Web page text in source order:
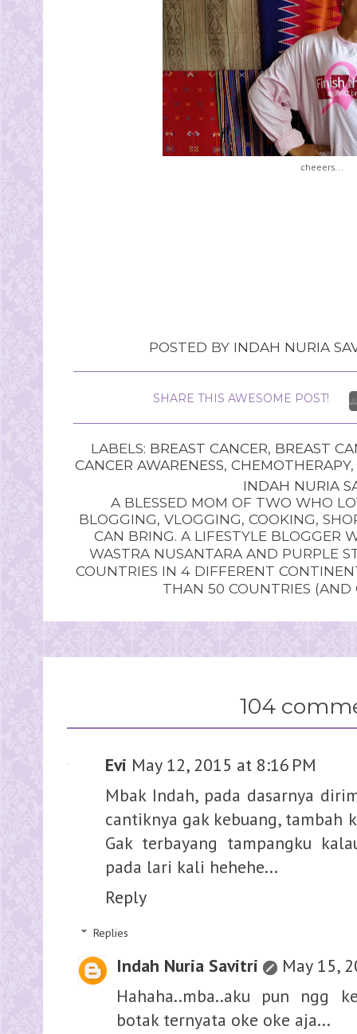
cheeers...
POSTED BY INDAH NURIA
SHARE THIS AWESOME POST!
LABELS: BREAST CANCER, BREAST
CANCER AWARENESS, CHEMOTHERAPY,
INDAH NURIA
A BLESSED MOM OF TWO WHO
BLOGGING, VLOGGING, COOKING,
CAN BRING. A LIFESTYLE BLOGGER
WASTRA NUSANTARA AND PURPLE
COUNTRIES IN 4 DIFFERENT
THAN 50 COUNTRIES
104
Evi May 12, 2015 at 8:16 PM
Mbak Indah, pada dasarnya
cantiknya gak kebuang, tambah
Gak terbayang tampangku
pada lari kali hehehe...
Reply
Replies
Indah Nuria Savitri
May 15,
Hahaha..mba..aku pun ngg
botak ternyata oke oke aja...